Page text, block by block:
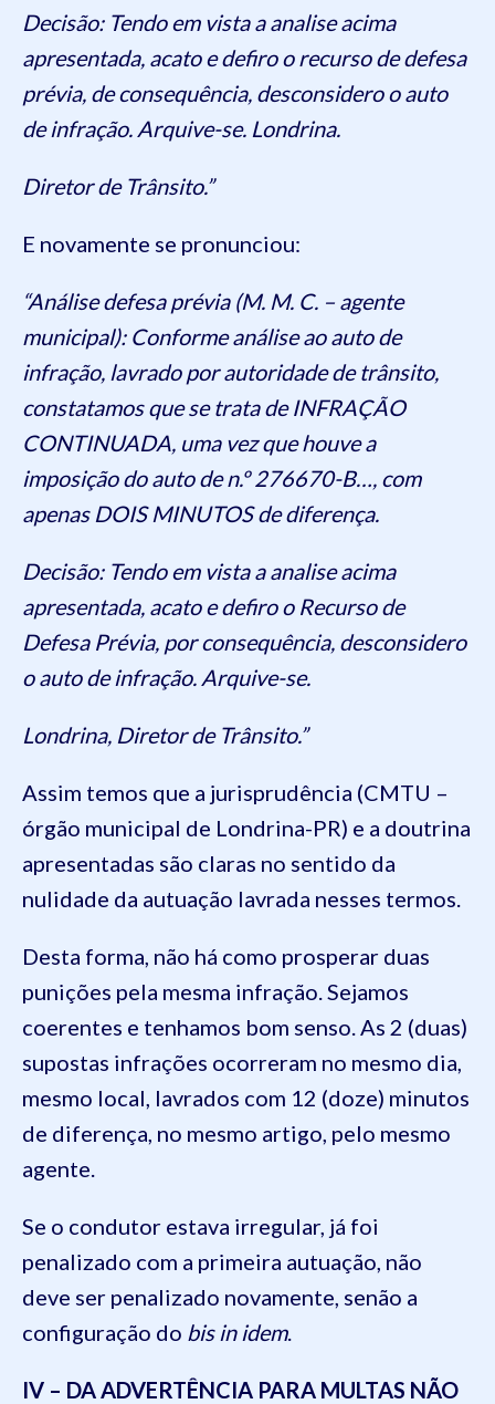
Decisão: Tendo em vista a analise acima
apresentada, acato e defiro o recurso de defesa
prévia, de consequência, desconsidero o auto
de infração. Arquive-se. Londrina.
Diretor de Trânsito.”
E novamente se pronunciou:
“Análise defesa prévia (M. M. C. – agente
municipal): Conforme análise ao auto de
infração, lavrado por autoridade de trânsito,
constatamos que se trata de INFRAÇÃO
CONTINUADA, uma vez que houve a
imposição do auto de n.º 276670-B…, com
apenas DOIS MINUTOS de diferença.
Decisão: Tendo em vista a analise acima
apresentada, acato e defiro o Recurso de
Defesa Prévia, por consequência, desconsidero
o auto de infração. Arquive-se.
Londrina, Diretor de Trânsito.”
Assim temos que a jurisprudência (CMTU –
órgão municipal de Londrina-PR) e a doutrina
apresentadas são claras no sentido da
nulidade da autuação lavrada nesses termos.
Desta forma, não há como prosperar duas
punições pela mesma infração. Sejamos
coerentes e tenhamos bom senso. As 2 (duas)
supostas infrações ocorreram no mesmo dia,
mesmo local, lavrados com 12 (doze) minutos
de diferença, no mesmo artigo, pelo mesmo
agente.
Se o condutor estava irregular, já foi
penalizado com a primeira autuação, não
deve ser penalizado novamente, senão a
configuração do bis in idem.
IV – DA ADVERTÊNCIA PARA MULTAS NÃO